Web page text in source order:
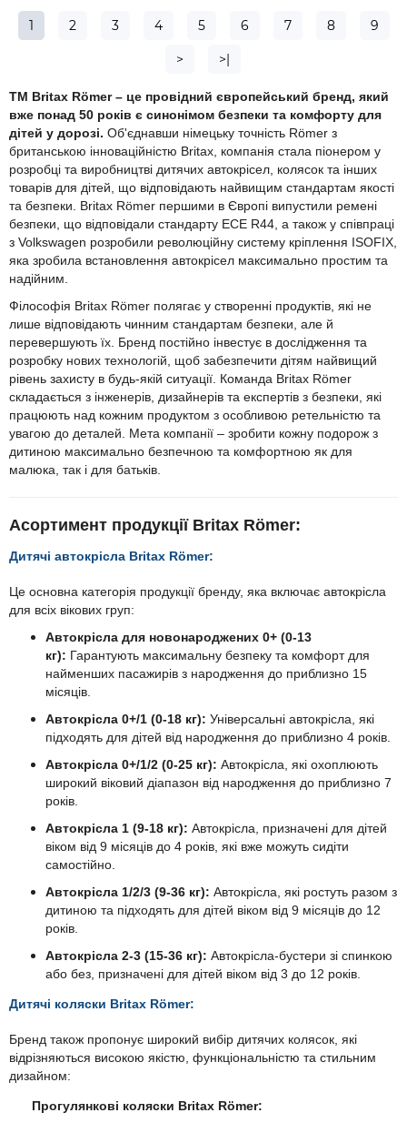
1 2 3 4 5 6 7 8 9
> >|
TM Britax Römer – це провідний європейський бренд, який
вже понад 50 років є синонімом безпеки та комфорту для
дітей у дорозі. Об'єднавши німецьку точність Römer з
британською інноваційністю Britax, компанія стала піонером у
розробці та виробництві дитячих автокрісел, колясок та інших
товарів для дітей, що відповідають найвищим стандартам якості
та безпеки. Britax Römer першими в Європі випустили ремені
безпеки, що відповідали стандарту ECE R44, а також у співпраці
з Volkswagen розробили революційну систему кріплення ISOFIX,
яка зробила встановлення автокрісел максимально простим та
надійним.
Філософія Britax Römer полягає у створенні продуктів, які не
лише відповідають чинним стандартам безпеки, але й
перевершують їх. Бренд постійно інвестує в дослідження та
розробку нових технологій, щоб забезпечити дітям найвищий
рівень захисту в будь-якій ситуації. Команда Britax Römer
складається з інженерів, дизайнерів та експертів з безпеки, які
працюють над кожним продуктом з особливою ретельністю та
увагою до деталей. Мета компанії – зробити кожну подорож з
дитиною максимально безпечною та комфортною як для
малюка, так і для батьків.
Асортимент продукції Britax Römer:
Дитячі автокрісла Britax Römer:
Це основна категорія продукції бренду, яка включає автокрісла
для всіх вікових груп:
Автокрісла для новонароджених 0+ (0-13
кг): Гарантують максимальну безпеку та комфорт для
найменших пасажирів з народження до приблизно 15
місяців.
Автокрісла 0+/1 (0-18 кг): Універсальні автокрісла, які
підходять для дітей від народження до приблизно 4 років.
Автокрісла 0+/1/2 (0-25 кг): Автокрісла, які охоплюють
широкий віковий діапазон від народження до приблизно 7
років.
Автокрісла 1 (9-18 кг): Автокрісла, призначені для дітей
віком від 9 місяців до 4 років, які вже можуть сидіти
самостійно.
Автокрісла 1/2/3 (9-36 кг): Автокрісла, які ростуть разом з
дитиною та підходять для дітей віком від 9 місяців до 12
років.
Автокрісла 2-3 (15-36 кг): Автокрісла-бустери зі спинкою
або без, призначені для дітей віком від 3 до 12 років.
Дитячі коляски Britax Römer:
Бренд також пропонує широкий вибір дитячих колясок, які
відрізняються високою якістю, функціональністю та стильним
дизайном:
Прогулянкові коляски Britax Römer: